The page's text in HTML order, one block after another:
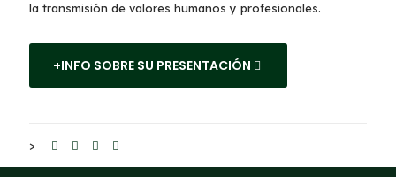
la transmisión de valores humanos y profesionales.
+INFO SOBRE SU PRESENTACIÓN
>